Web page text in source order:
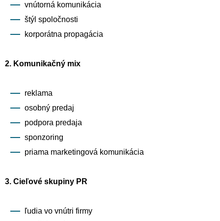
vnútorná komunikácia
štýl spoločnosti
korporátna propagácia
2. Komunikačný mix
reklama
osobný predaj
podpora predaja
sponzoring
priama marketingová komunikácia
3. Cieľové skupiny PR
ľudia vo vnútri firmy